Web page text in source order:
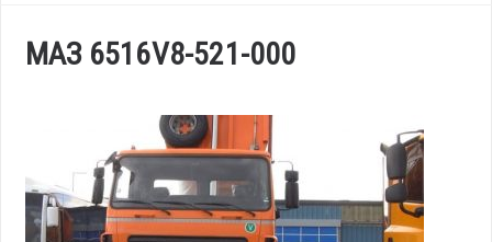
МАЗ 6516V8-521-000